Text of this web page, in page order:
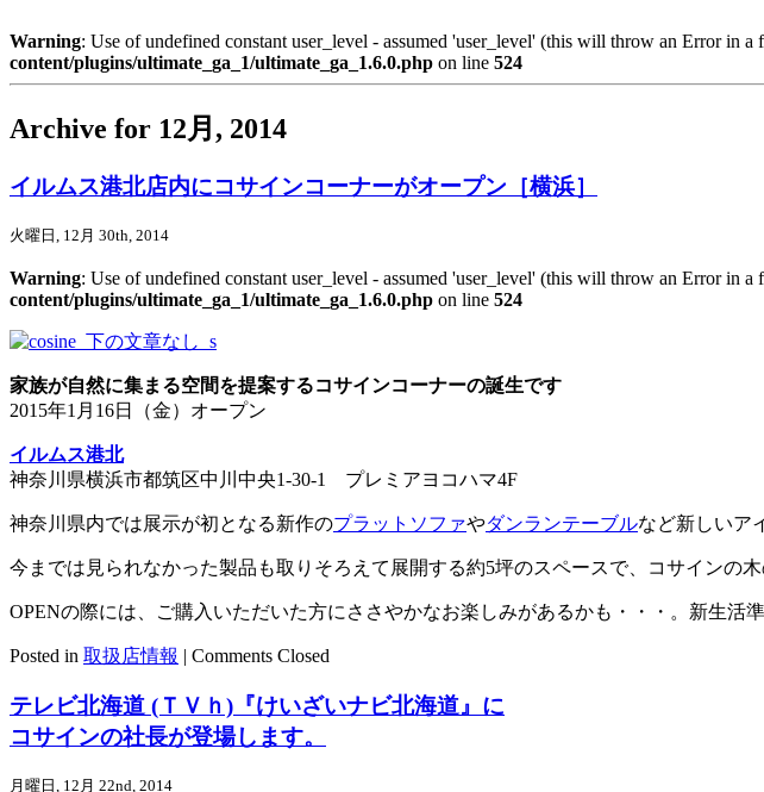
Warning: Use of undefined constant user_level - assumed 'user_level' (this will throw an Error in a
content/plugins/ultimate_ga_1/ultimate_ga_1.6.0.php on line 524
Archive for 12月, 2014
イルムス港北店内にコサインコーナーがオープン［横浜］
火曜日, 12月 30th, 2014
Warning: Use of undefined constant user_level - assumed 'user_level' (this will throw an Error in a
content/plugins/ultimate_ga_1/ultimate_ga_1.6.0.php on line 524
家族が自然に集まる空間を提案するコサインコーナーの誕生です
2015年1月16日（金）オープン
イルムス港北
神奈川県横浜市都筑区中川中央1-30-1 プレミアヨコハマ4F
神奈川県内では展示が初となる新作のプラットソファやダンランテーブルなど新しいア
今までは見られなかった製品も取りそろえて展開する約5坪のスペースで、コサインの
OPENの際には、ご購入いただいた方にささやかなお楽しみがあるかも・・・。新生活
Posted in 取扱店情報 | Comments Closed
テレビ北海道 (ＴＶｈ)『けいざいナビ北海道』に
コサインの社長が登場します。
月曜日, 12月 22nd, 2014